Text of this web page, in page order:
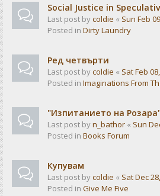
Social Justice in
Last post bycoldie « Sun Feb
Posted in Dirty Laundry
Ред четвърти
Last post bycoldie « Sat Feb
Posted in Imaginations From
"Изпитанието на
Last post byn_bathor « Sun
Posted in Books Forum
Купувам
Last post bycoldie « Sat Dec
Posted in Give Me Five